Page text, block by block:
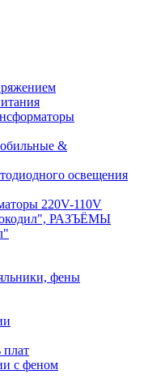
&
освещения
220V-110V
РАЗЪЁМЫ
фены
плат
с феном